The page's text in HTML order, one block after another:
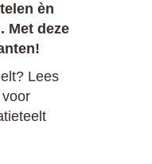
èn
Met deze
Lees
voor